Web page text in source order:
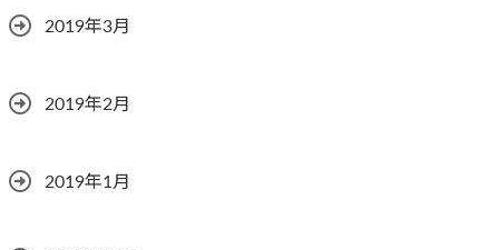
2019年3月
2019年2月
2019年1月